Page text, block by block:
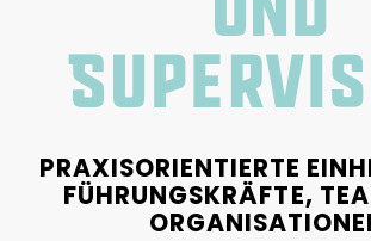
PRAXISORIENTIERTE
FÜHRUNGSKRÄFTE,